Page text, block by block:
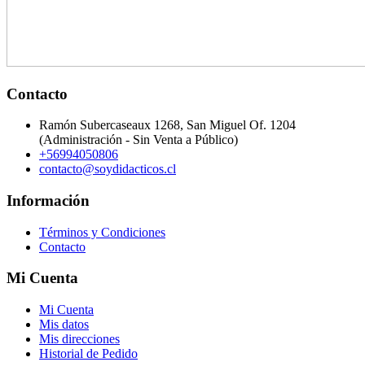
Contacto
Ramón Subercaseaux 1268, San Miguel Of. 1204
(Administración - Sin Venta a Público)
+56994050806
contacto@soydidacticos.cl
Información
Términos y Condiciones
Contacto
Mi Cuenta
Mi Cuenta
Mis datos
Mis direcciones
Historial de Pedido